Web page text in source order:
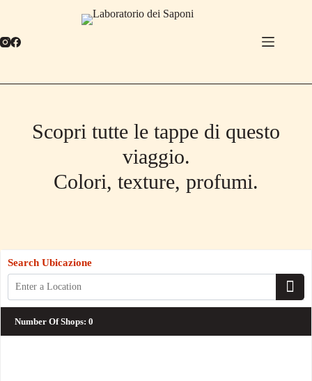
Scopri tutte le tappe di questo
viaggio.
Colori, texture, profumi.
Search Ubicazione
Number Of Shops: 0